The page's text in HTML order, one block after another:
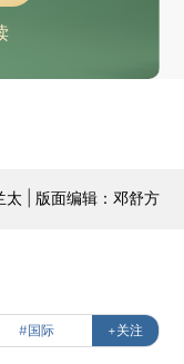
太 | 版面编辑：邓舒方
#国际 +关注